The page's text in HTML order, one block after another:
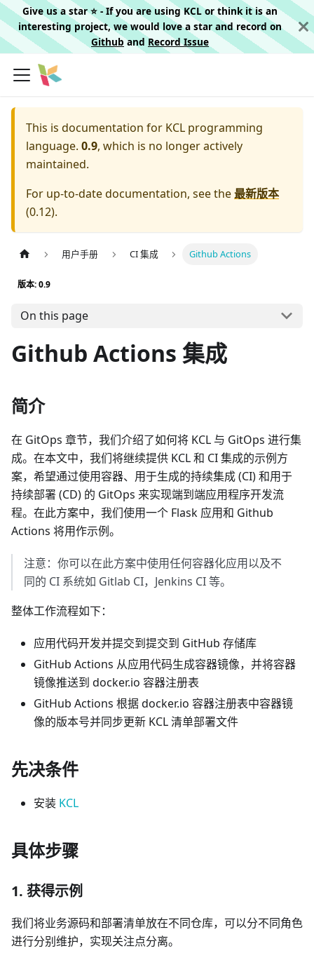
Give us a star ⭐️ - If you are using KCL or think it is an
interesting project, we would love a star and record on
Githuband Record Issue
This is documentation for KCL programming
language. 0.9, which is no longer actively
maintained.
For up-to-date documentation, see the最新版本
(0.12).
用户手册 CI 集成 Github Actions
版本: 0.9
On this page
Github Actions 集成
简介
在 GitOps 章节，我们介绍了如何将 KCL 与 GitOps 进行集
成。在本文中，我们将继续提供 KCL 和 CI 集成的示例方
案，希望通过使用容器、用于生成的持续集成 (CI) 和用于
持续部署 (CD) 的 GitOps 来实现端到端应用程序开发流
程。在此方案中，我们使用一个 Flask 应用和 Github
Actions 将用作示例。
注意：你可以在此方案中使用任何容器化应用以及不
同的 CI 系统如 Gitlab CI，Jenkins CI 等。
整体工作流程如下：
应用代码开发并提交到提交到 GitHub 存储库
GitHub Actions 从应用代码生成容器镜像，并将容器
镜像推送到 docker.io 容器注册表
GitHub Actions 根据 docker.io 容器注册表中容器镜
像的版本号并同步更新 KCL 清单部署文件
先决条件
安装 KCL
具体步骤
1. 获得示例
我们将业务源码和部署清单放在不同仓库，可以分不同角色
进行分别维护，实现关注点分离。